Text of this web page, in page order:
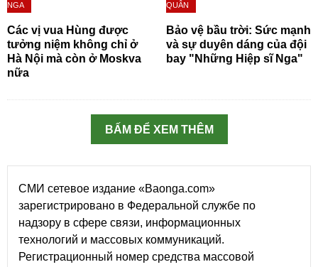
NGA
Các vị vua Hùng được
tưởng niệm không chỉ ở
Hà Nội mà còn ở Moskva
nữa
QUÂN
Bảo vệ bầu trời: Sức mạnh
và sự duyên dáng của đội
bay "Những Hiệp sĩ Nga"
BẤM ĐỂ XEM THÊM
СМИ сетевое издание «Baonga.com»
зарегистрировано в Федеральной службе по
надзору в сфере связи, информационных
технологий и массовых коммуникаций.
Регистрационный номер средства массовой